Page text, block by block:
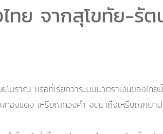
ทย จากสุโขทัย-รั
ยโบราณ หรือที่เรียกว่าระบบมาตราเงินของ
องแดง เหรียญทองคำ จนมาถึงเหรียญกษา